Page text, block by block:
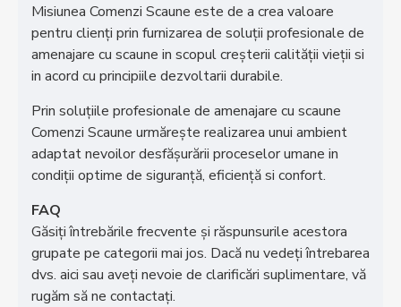
Misiunea Comenzi Scaune este de a crea valoare
pentru clienţi prin furnizarea de soluţii profesionale de
amenajare cu scaune in scopul creşterii calităţii vieţii si
in acord cu principiile dezvoltarii durabile.
Prin soluţiile profesionale de amenajare cu scaune
Comenzi Scaune urmăreşte realizarea unui ambient
adaptat nevoilor desfăşurării proceselor umane in
condiţii optime de siguranţă, eficienţă si confort.
FAQ
Găsiți întrebările frecvente și răspunsurile acestora
grupate pe categorii mai jos. Dacă nu vedeți întrebarea
dvs. aici sau aveți nevoie de clarificări suplimentare, vă
rugăm să ne contactați.